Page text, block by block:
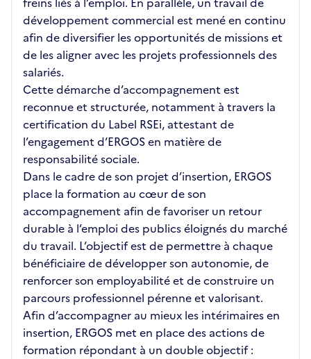
développement commercial est mené en continu
afin de diversifier les opportunités de missions et
de les aligner avec les projets professionnels des
salariés.
Cette démarche d’accompagnement est
reconnue et structurée, notamment à travers la
certification du Label RSEi, attestant de
l’engagement d’ERGOS en matière de
responsabilité sociale.
Dans le cadre de son projet d’insertion, ERGOS
place la formation au cœur de son
accompagnement afin de favoriser un retour
durable à l’emploi des publics éloignés du marché
du travail. L’objectif est de permettre à chaque
bénéficiaire de développer son autonomie, de
renforcer son employabilité et de construire un
parcours professionnel pérenne et valorisant.
Afin d’accompagner au mieux les intérimaires en
insertion, ERGOS met en place des actions de
formation répondant à un double objectif :